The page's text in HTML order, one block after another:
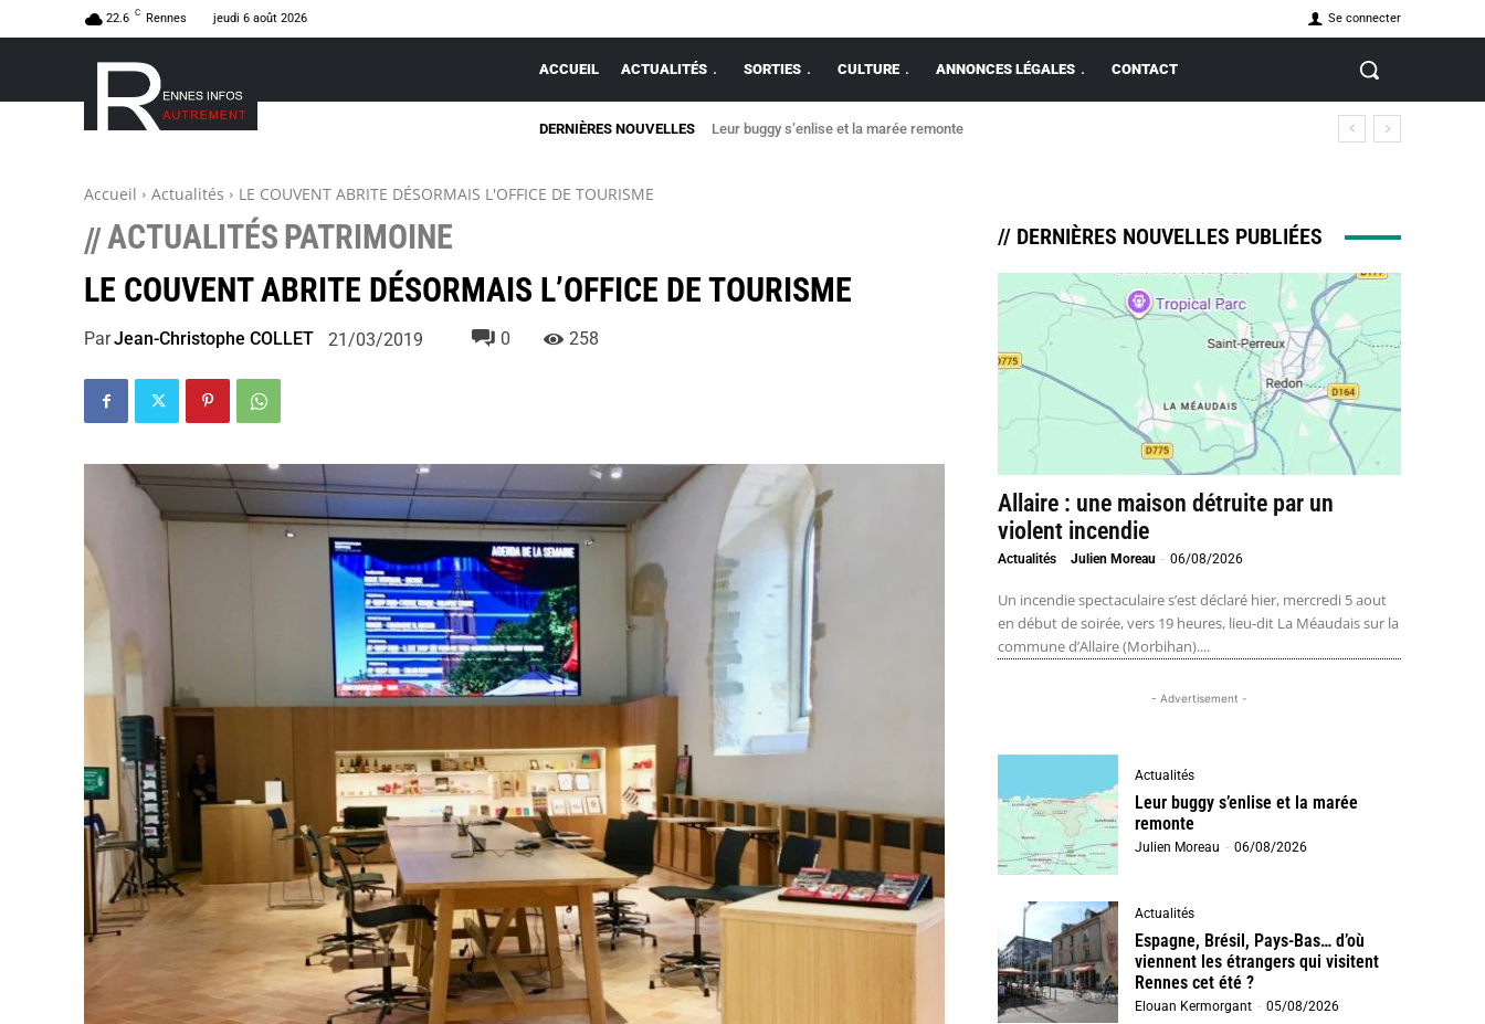
22.6 C Rennes jeudi 6 août 2026 Se connecter
ACCUEIL ACTUALITÉS SORTIES CULTURE ANNONCES LÉGALES CONTACT
DERNIÈRES NOUVELLES Leur buggy s’enlise et la marée remonte
Espagne, Brésil, Pays-Bas… d’où viennent les étrangers qui visitent Rennes cet été ?
Accueil Actualités LE COUVENT ABRITE DÉSORMAIS L'OFFICE DE TOURISME
//ACTUALITÉS PATRIMOINE
LE COUVENT ABRITE DÉSORMAIS L’OFFICE DE TOURISME
ParJean-Christophe COLLET 21/03/2019 0 258
// DERNIÈRES NOUVELLES PUBLIÉES
Allaire : une maison détruite par un
violent incendie
Actualités Julien Moreau - 06/08/2026
Un incendie spectaculaire s’est déclaré hier, mercredi 5 aout
en début de soirée, vers 19 heures, lieu-dit La Méaudais sur la
commune d’Allaire (Morbihan)....
- Advertisement -
Actualités
Leur buggy s’enlise et la marée
remonte
Julien Moreau - 06/08/2026
Actualités
Espagne, Brésil, Pays-Bas… d’où
viennent les étrangers qui visitent
Rennes cet été ?
Elouan Kermorgant - 05/08/2026